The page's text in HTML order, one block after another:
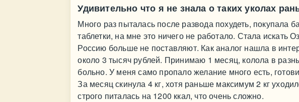
Удивительно что я не знала о таких уколах
Много раз пыталась после развода похудеть, покупала
таблетки, на мне это ничего не работало. Стала искать
Россию больше не поставляют. Как аналог нашла в
около 3 тысяч рублей. Принимаю 1 месяц, колола в
больно. У меня само пропало желание много есть,
За месяц скинула 4 кг, хотя раньше максимум 2 кг
строго питалась на 1200 ккал, что очень сложно.